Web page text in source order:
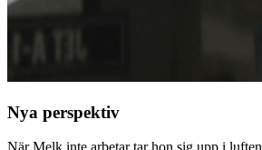
Nya perspektiv